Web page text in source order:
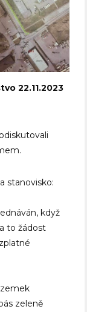
22.11.2023
stanovisko:
když
to žádost
zeleně